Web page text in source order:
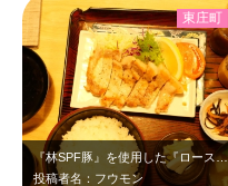
『林SPF豚』を使用した『ロース焼き定食』をいただきました。
投稿者名：フウモン
東庄町